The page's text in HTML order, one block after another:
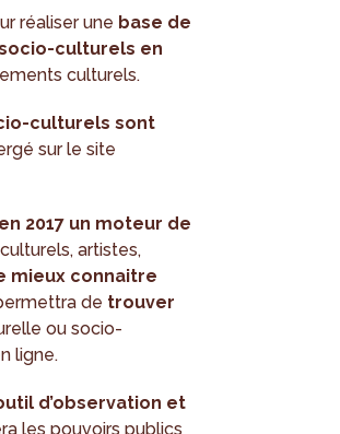
réaliser une base de
culturels en
culturels.
culturels sont
sur le site
en 2017 un moteur de
artistes,
mieux connaitre
de trouver
ou socio-
ligne.
d’observation et
les pouvoirs publics